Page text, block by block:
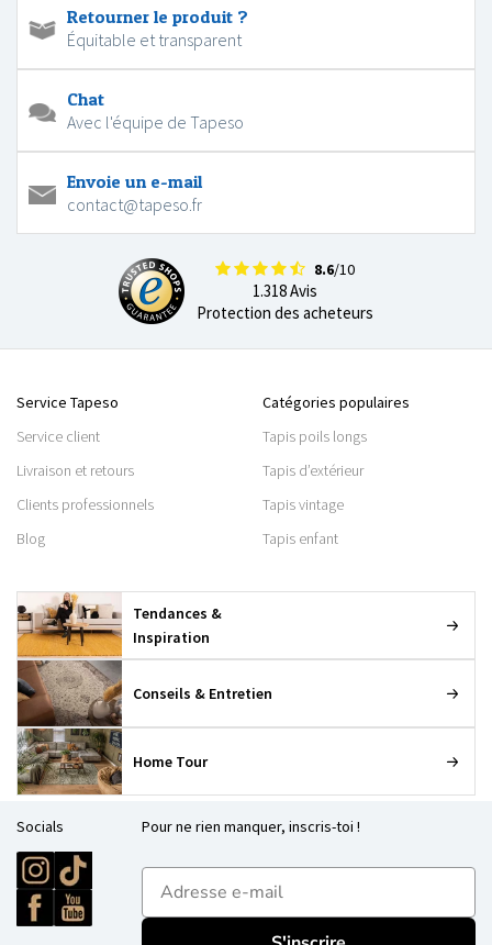
Retourner le produit ?
Équitable et transparent
Chat
Avec l'équipe de Tapeso
Envoie un e-mail
contact@tapeso.fr
8.6/10
1.318 Avis
Protection des acheteurs
Service Tapeso
Service client
Livraison et retours
Clients professionnels
Blog
Catégories populaires
Tapis poils longs
Tapis d’extérieur
Tapis vintage
Tapis enfant
Tendances &
Inspiration
Conseils & Entretien
Home Tour
Socials Pour ne rien manquer, inscris-toi !
E-mailadres